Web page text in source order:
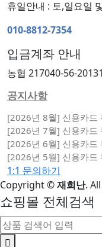
휴일안내 : 토,일요일
010-8812-7354
입금계좌 안내
농협 217040-56-
공지사항
[2026년 8월] 신용카드
[2026년 7월] 신용카드
[2026년 6월] 신용카드
[2026년 5월] 신용카드
1:1 문의하기
Copyright©재희난.
쇼핑몰 전체검색